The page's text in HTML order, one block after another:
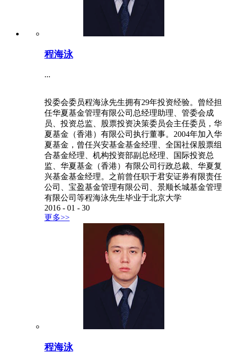
程海泳
...
投委会委员程海泳先生拥有29年投资经验。曾经担
任华夏基金管理有限公司总经理助理、管委会成
员、投资总监、股票投资决策委员会主任委员，华
夏基金（香港）有限公司执行董事。2004年加入华
夏基金，曾任兴安基金基金经理、全国社保股票组
合基金经理、机构投资部副总经理、国际投资总
监、华夏基金（香港）有限公司行政总裁、华夏复
兴基金基金经理。之前曾任职于君安证券有限责任
公司、宝盈基金管理有限公司、景顺长城基金管理
有限公司等程海泳先生毕业于北京大学
2016 - 01 - 30
更多>>
程海泳